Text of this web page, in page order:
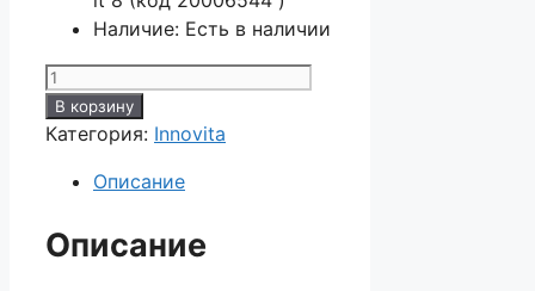
Наличие: Есть в наличии
Количество
товара
Innovita
бак
В корзину
Категория: Innovita
Описание
Описание